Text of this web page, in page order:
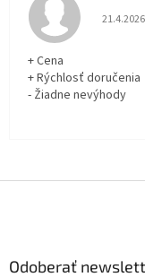
21.4.2026
+ Cena
+ Rýchlosť doručenia
- Žiadne nevýhody
Odoberať